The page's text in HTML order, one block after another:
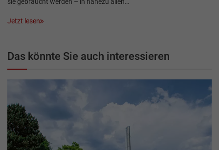
Jetzt lesen
Das könnte Sie auch interessieren